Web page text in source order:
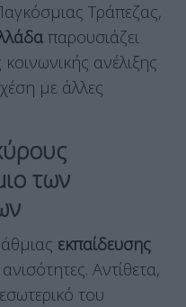
Τράπεζας,
παρουσιάζει
ανέλιξης
με άλλες
των
εκπαίδευσης
Αντίθετα,
του